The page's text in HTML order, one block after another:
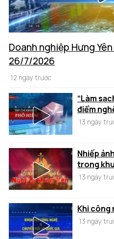
Doanh nghiệp Hưng
26/7/2026
12 ngày trước
“Làm
điểm
13 ngày
Nhiếp
trong
13 ngày
Khi công
13 ngày